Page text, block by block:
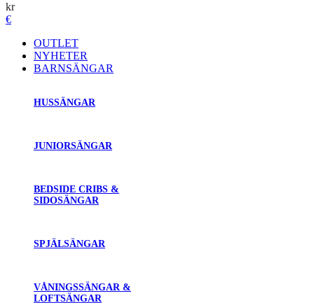
kr
€
OUTLET
NYHETER
BARNSÄNGAR
HUSSÄNGAR
JUNIORSÄNGAR
BEDSIDE CRIBS &
SIDOSÄNGAR
SPJÄLSÄNGAR
VÅNINGSSÄNGAR &
LOFTSÄNGAR